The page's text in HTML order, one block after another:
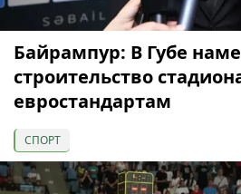
Байрампур: В Губе
строительство
евростандартам
СПОРТ